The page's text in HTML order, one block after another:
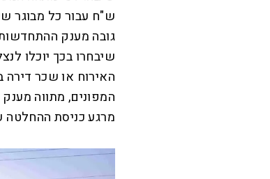
שיבחרו בכך יוכלו
האירוח או שכר דירה
המפונים, מתווה
מרגע כניסת ההחלטה